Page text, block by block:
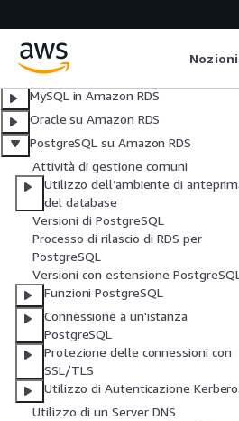
MariaDB in Amazon RDS
Microsoft SQL Server in Amazon RDS
MySQL in Amazon RDS
Oracle su Amazon RDS
PostgreSQL su Amazon RDS
Attività di gestione comuni
Utilizzo dell’ambiente di
del database
Versioni di PostgreSQL
Processo di rilascio di RDS per
PostgreSQL
Versioni con estensione
Funzioni PostgreSQL
Connessione a un'istanza
PostgreSQL
Protezione delle connessioni con
SSL/TLS
Utilizzo di Autenticazione
Utilizzo di un Server DNS